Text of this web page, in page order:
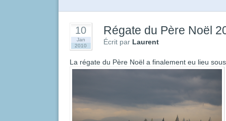
10
Jan
2010
Régate du Père Noël
Écrit par Laurent
La régate du Père Noël a finalement eu lieu